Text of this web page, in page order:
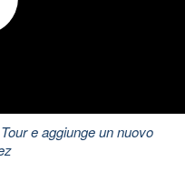
e aggiunge un nuovo